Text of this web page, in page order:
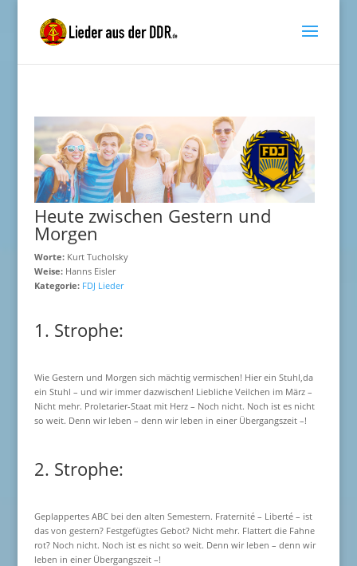
Heute zwischen Gestern und
Morgen
Worte:Kurt Tucholsky
Weise:Hanns Eisler
Kategorie: FDJ Lieder
1. Strophe:
Wie Gestern und Morgen sich mächtig vermischen! Hier ein Stuhl,da
ein Stuhl – und wir immer dazwischen! Liebliche Veilchen im März –
Nicht mehr. Proletarier-Staat mit Herz – Noch nicht. Noch ist es nicht
so weit. Denn wir leben – denn wir leben in einer Übergangszeit –!
2. Strophe:
Geplappertes ABC bei den alten Semestern. Fraternité – Liberté – ist
das von gestern? Festgefügtes Gebot? Nicht mehr. Flattert die Fahne
rot? Noch nicht. Noch ist es nicht so weit. Denn wir leben – denn wir
leben in einer Übergangszeit –!